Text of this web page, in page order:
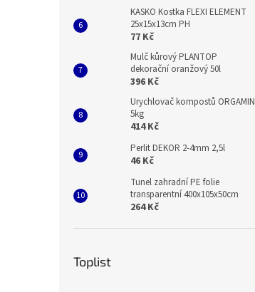
KASKO Kostka FLEXI ELEMENT
25x15x13cm PH
77 Kč
Mulč kůrový PLANTOP
dekorační oranžový 50l
396 Kč
Urychlovač kompostů ORGAMIN
5kg
414 Kč
Perlit DEKOR 2-4mm 2,5l
46 Kč
Tunel zahradní PE folie
transparentní 400x105x50cm
264 Kč
Toplist